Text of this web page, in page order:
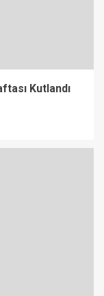
Kutlandı